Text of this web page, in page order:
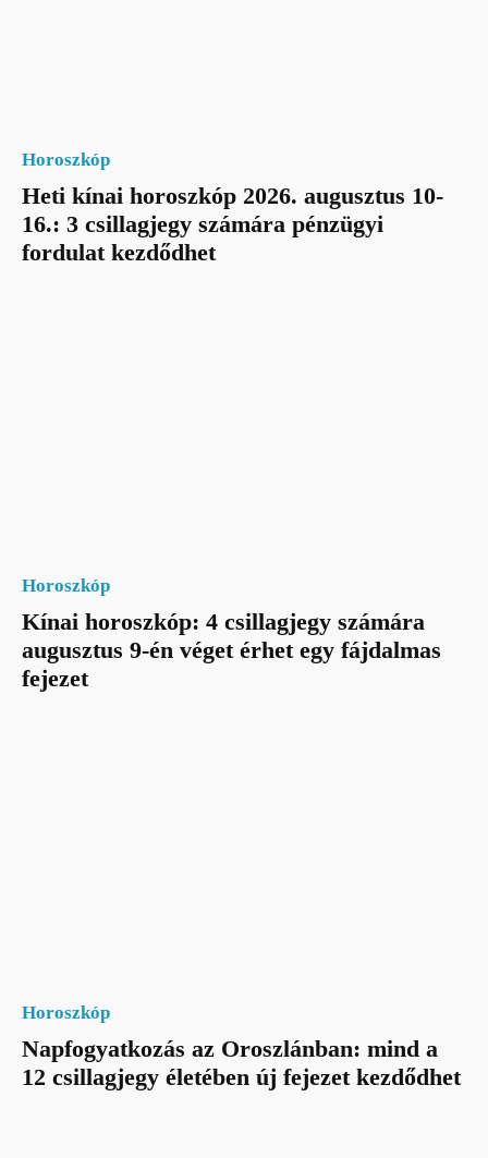
Horoszkóp
Heti kínai horoszkóp 2026. augusztus 10-
16.: 3 csillagjegy számára pénzügyi
fordulat kezdődhet
Horoszkóp
Kínai horoszkóp: 4 csillagjegy számára
augusztus 9-én véget érhet egy fájdalmas
fejezet
Horoszkóp
Napfogyatkozás az Oroszlánban: mind a
12 csillagjegy életében új fejezet kezdődhet